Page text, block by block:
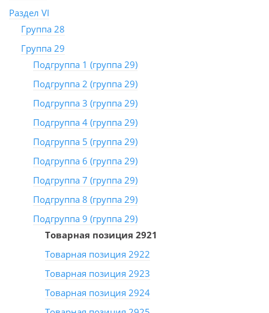
Раздел VI
Группа 28
Группа 29
Подгруппа 1 (группа 29)
Подгруппа 2 (группа 29)
Подгруппа 3 (группа 29)
Подгруппа 4 (группа 29)
Подгруппа 5 (группа 29)
Подгруппа 6 (группа 29)
Подгруппа 7 (группа 29)
Подгруппа 8 (группа 29)
Подгруппа 9 (группа 29)
Товарная позиция 2921
Товарная позиция 2922
Товарная позиция 2923
Товарная позиция 2924